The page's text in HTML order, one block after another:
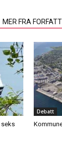
MER FRA
seks
Debatt